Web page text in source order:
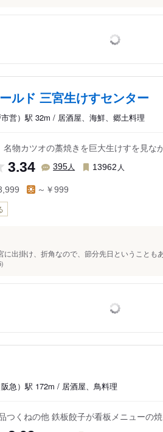
ルド 三宮生けすセンター
営）駅 32m / 居酒屋、海鮮、郷土料理
名物カツオの藁焼きを巨大生けすを見な
3.34 395人 13962 人
～￥999
に出掛け、折角なので、節分先日ということも
急）駅 172m / 居酒屋、鳥料理
つくねの他 鉄板餃子が看板メニューの